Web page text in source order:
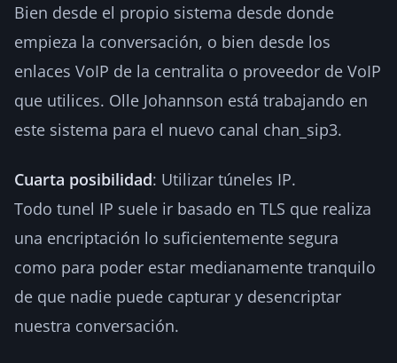
Bien desde el propio sistema desde donde
empieza la conversación, o bien desde los
enlaces VoIP de la centralita o proveedor de VoIP
que utilices. Olle Johannson está trabajando en
este sistema para el nuevo canal chan_sip3.
Cuarta posibilidad: Utilizar túneles IP.
Todo tunel IP suele ir basado en TLS que realiza
una encriptación lo suficientemente segura
como para poder estar medianamente tranquilo
de que nadie puede capturar y desencriptar
nuestra conversación.